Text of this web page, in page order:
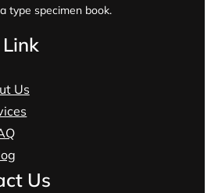
type specimen book.
Us
Us